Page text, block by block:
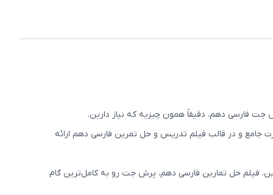
فارسی دهم، دقیقاً همون چیزیه که نیاز دارین.
جامع و در قالب فیلم تدریس و حل تمرین فارسی دهم ارائه
فیلم حل تمارین فارسی دهم، پرش جت رو به کامل‌ترین گام